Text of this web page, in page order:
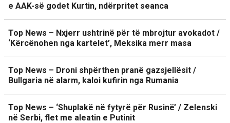
e AAK-së godet Kurtin, ndërpritet seanca
Top News – Nxjerr ushtrinë për të mbrojtur avokadot /
‘Kërcënohen nga kartelet’, Meksika merr masa
Top News – Droni shpërthen pranë gazsjellësit /
Bullgaria në alarm, kaloi kufirin nga Rumania
Top News – ‘Shuplakë në fytyrë për Rusinë’ / Zelenski
në Serbi, flet me aleatin e Putinit